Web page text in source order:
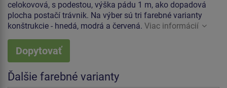
celokovová, s podestou, výška pádu 1 m, ako dopadová
plocha postačí trávnik. Na výber sú tri farebné varianty
konštrukcie - hnedá, modrá a červená. Viac informácií
Dopytovať
Ďalšie farebné varianty